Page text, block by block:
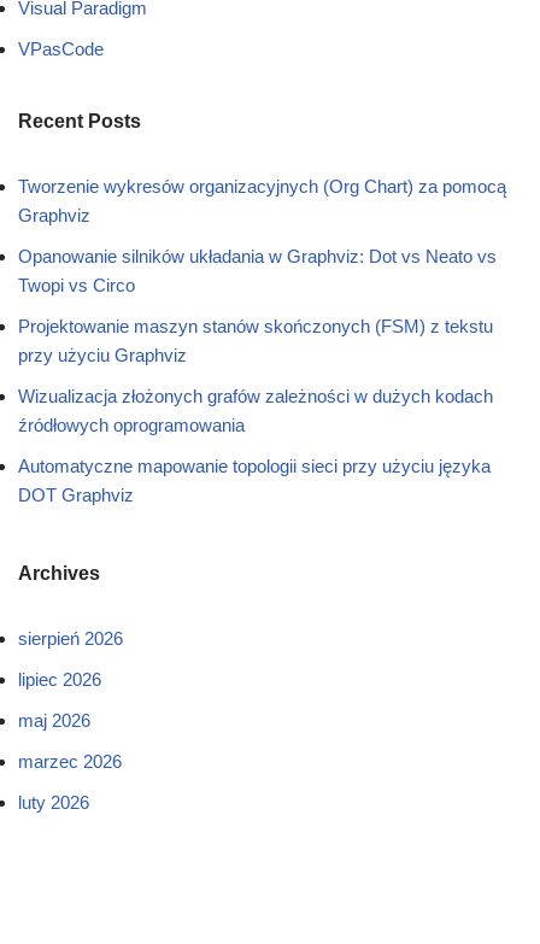
Visual Paradigm
VPasCode
Recent Posts
Tworzenie wykresów organizacyjnych (Org Chart) za pomocą
Graphviz
Opanowanie silników układania w Graphviz: Dot vs Neato vs
Twopi vs Circo
Projektowanie maszyn stanów skończonych (FSM) z tekstu
przy użyciu Graphviz
Wizualizacja złożonych grafów zależności w dużych kodach
źródłowych oprogramowania
Automatyczne mapowanie topologii sieci przy użyciu języka
DOT Graphviz
Archives
sierpień 2026
lipiec 2026
maj 2026
marzec 2026
luty 2026